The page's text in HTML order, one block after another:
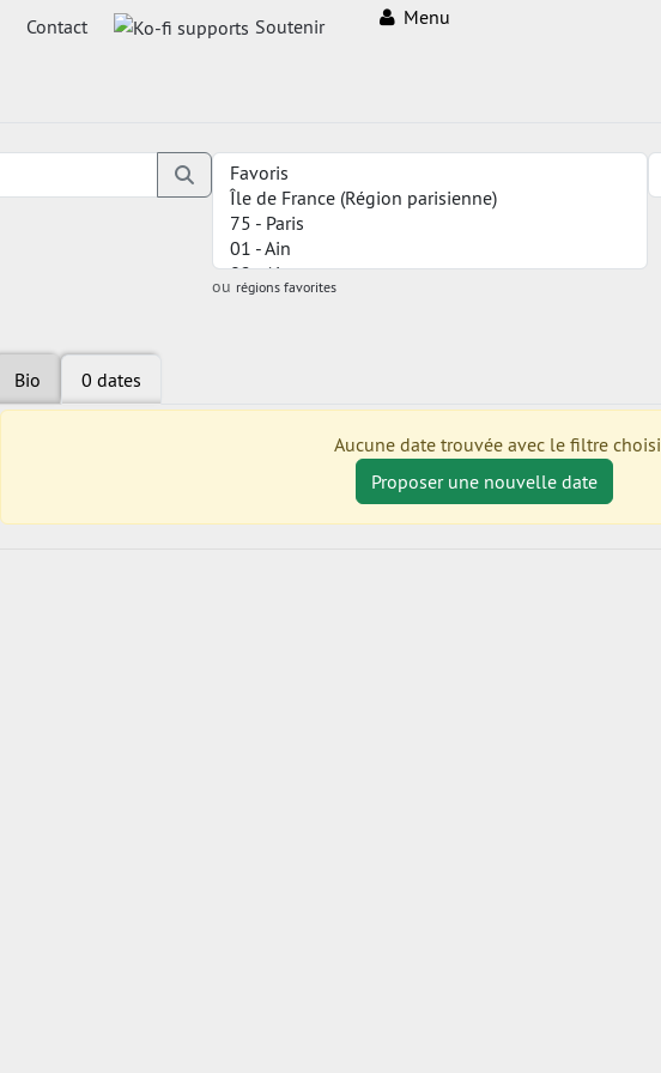
Contact Soutenir Menu
ou régions favorites
Bio 0 dates
Aucune date trouvée avec le filtre choisi
Proposer une nouvelle date